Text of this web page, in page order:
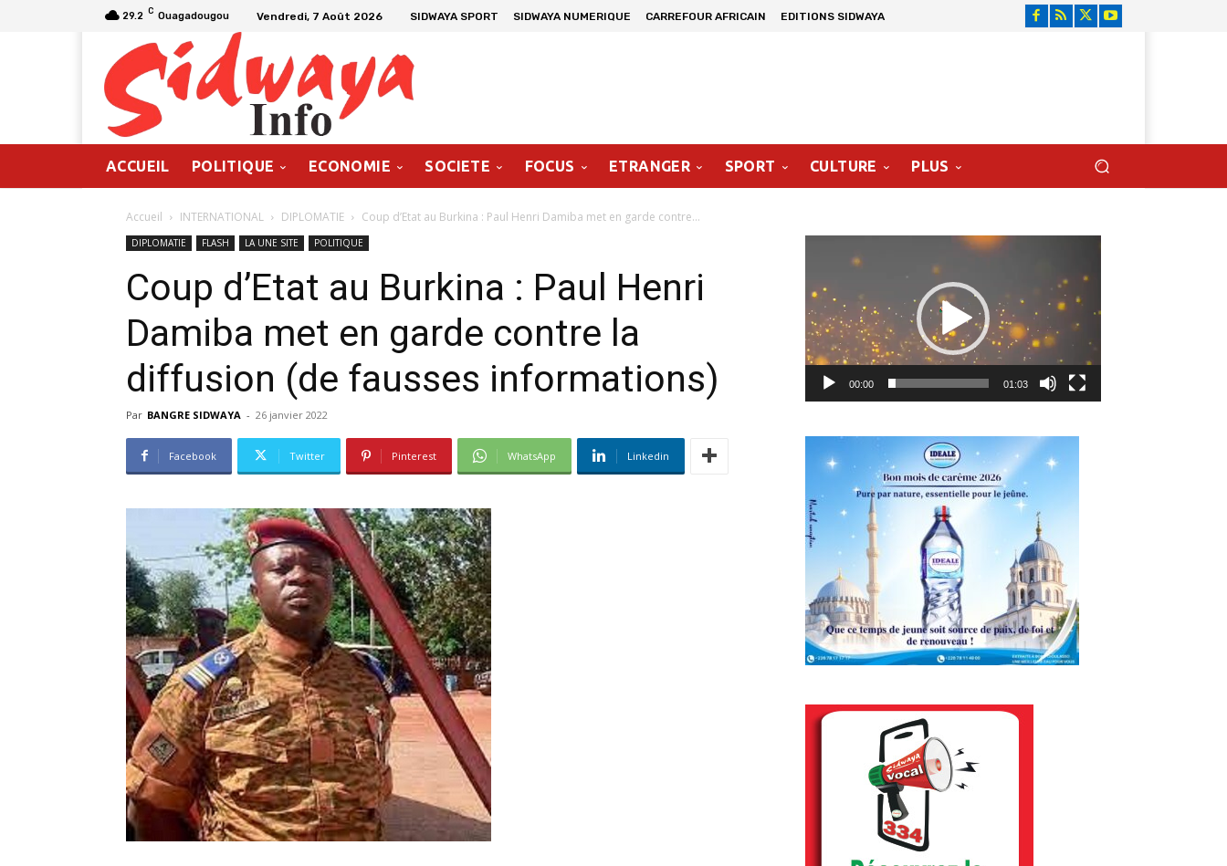
29.2 C Ouagadougou Vendredi, 7 Août 2026 SIDWAYA SPORT SIDWAYA NUMERIQUE CARREFOUR AFRICAIN EDITIONS SIDWAYA
ACCUEIL POLITIQUE ECONOMIE SOCIETE FOCUS ETRANGER SPORT CULTURE PLUS
Accueil INTERNATIONAL DIPLOMATIE Coup d’Etat au Burkina : Paul Henri Damiba met en garde contre...
DIPLOMATIE FLASH LA UNE SITE POLITIQUE
Coup d’Etat au Burkina : Paul Henri
Damiba met en garde contre la
diffusion (de fausses informations)
Par BANGRE SIDWAYA - 26 janvier 2022
Facebook Twitter Pinterest WhatsApp Linkedin
00:00 01:03